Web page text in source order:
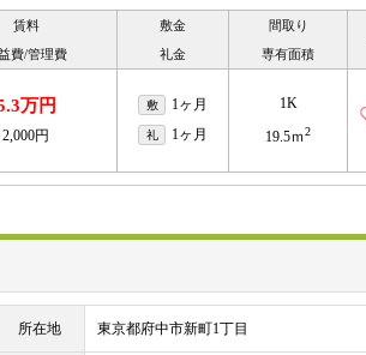
賃料
費/管理費
敷金
礼金
間取り
専有面積
万円
2,000円
敷 1ヶ月
礼 1ヶ月
1K
19.5ｍ2
所在地 東京都府中市新町1丁目